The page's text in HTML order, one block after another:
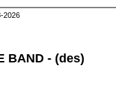
2026
BAND - (des)